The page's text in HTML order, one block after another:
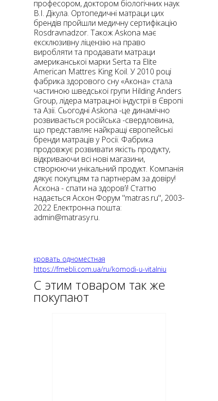
професором, доктором біологічних наук
В.І. Дікула. Ортопедичні матраци цих
брендів пройшли медичну сертифікацію
Rosdravnadzor. Також Askona має
ексклюзивну ліцензію на право
виробляти та продавати матраци
американської марки Serta та Elite
American Mattres King Koil. У 2010 році
фабрика здорового сну «Акона» стала
частиною шведської групи Hilding Anders
Group, лідера матрацної індустрії в Європі
та Азії. Сьогодні Askona -це динамічно
розвивається російська -свердловина,
що представляє найкращі європейські
бренди матраців у Росії. Фабрика
продовжує розвивати якість продукту,
відкриваючи всі нові магазини,
створюючи унікальний продукт. Компанія
дякує покупцям та партнерам за довіру!
Аскона - спати на здоров’ї! Статтю
надається Аскон Форум "matras.ru", 2003-
2022 Електронна пошта:
admin@matrasy.ru.
кровать одноместная
https://fmebli.com.ua/ru/komodi-u-vitalniu
С этим товаром так же
покупают